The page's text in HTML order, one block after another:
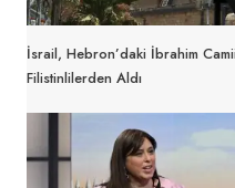
İsrail, Hebron’daki İbrahim
Filistinlilerden Aldı